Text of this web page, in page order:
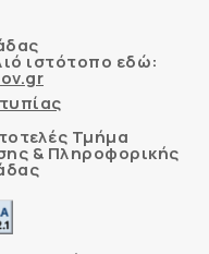
ιστότοπο εδώ:
Τμήμα
& Πληροφορικής